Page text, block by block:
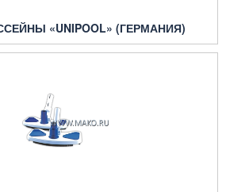
«UNIPOOL» (ГЕРМАНИЯ)